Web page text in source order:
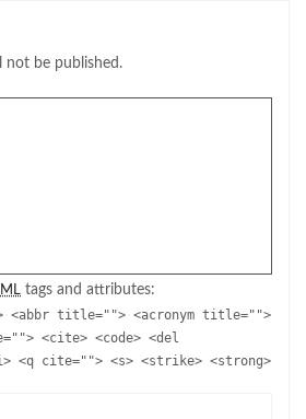
not be published.
tags and attributes:
title=""> <acronym title="">
<cite> <code> <del
<q cite=""> <s> <strike> <strong>